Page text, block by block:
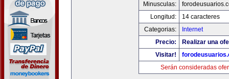
Minusculas:
Longitud:
14 caracteres
Categorias:
Internet
Precio:
Realizar una
Visitar!
Serán consideradas